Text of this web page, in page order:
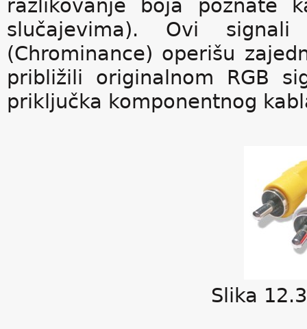
razlikovanje boja
slučajevima). Ovi
(Chrominance) operišu
približili originalnom RGB
priključka komponentnog
Slika